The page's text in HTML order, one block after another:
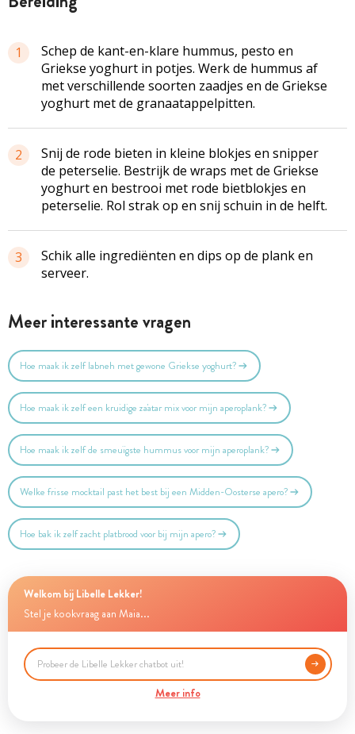
1
Schep de kant-en-klare hummus, pesto en
Griekse yoghurt in potjes. Werk de hummus af
met verschillende soorten zaadjes en de Griekse
yoghurt met de granaatappelpitten.
2
Snij de rode bieten in kleine blokjes en snipper
de peterselie. Bestrijk de wraps met de Griekse
yoghurt en bestrooi met rode bietblokjes en
peterselie. Rol strak op en snij schuin in de helft.
3
Schik alle ingrediënten en dips op de plank en
serveer.
Meer interessante vragen
Hoe maak ik zelf labneh met gewone Griekse yoghurt?
Hoe maak ik zelf een kruidige za'atar mix voor mijn aperoplank?
Hoe maak ik zelf de smeuïgste hummus voor mijn aperoplank?
Welke frisse mocktail past het best bij een Midden-Oosterse apero?
Hoe bak ik zelf zacht platbrood voor bij mijn apero?
Welkom bij Libelle Lekker!
Stel je kookvraag aan Maia...
Meer info